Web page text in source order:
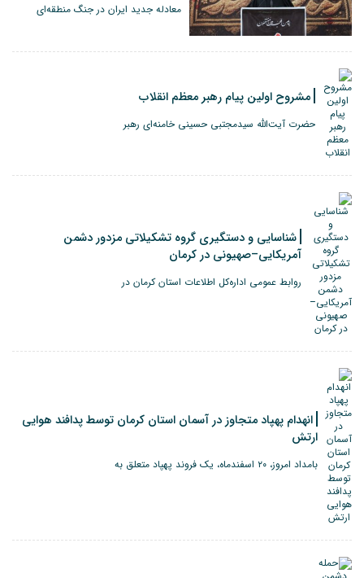
معادله جدید ایران در جنگ منطقه‌ای
مشروح اولین پیام رهبر معظم انقلاب
حضرت آیت‌الله سیدمجتبی حسینی خامنه‌ای رهبر
شناسایی و دستگیری گروه تشکیلاتی مزدور دشمن
آمریکایی–صهیونی در کرمان
روابط عمومی اداره‌کل اطلاعات استان کرمان در
انهدام پهپاد متجاوز در آسمان استان کرمان توسط پدافند هوایی
ارتش
بامداد امروز، ۲۰ اسفندماه، یک فروند پهپاد متعلق به